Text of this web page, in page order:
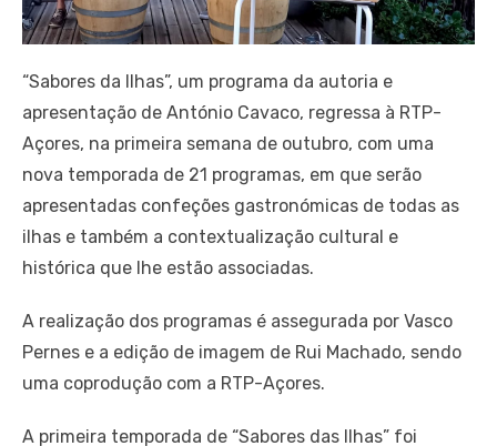
“Sabores da Ilhas”, um programa da autoria e
apresentação de António Cavaco, regressa à RTP-
Açores, na primeira semana de outubro, com uma
nova temporada de 21 programas, em que serão
apresentadas confeções gastronómicas de todas as
ilhas e também a contextualização cultural e
histórica que lhe estão associadas.
A realização dos programas é assegurada por Vasco
Pernes e a edição de imagem de Rui Machado, sendo
uma coprodução com a RTP-Açores.
A primeira temporada de “Sabores das Ilhas” foi